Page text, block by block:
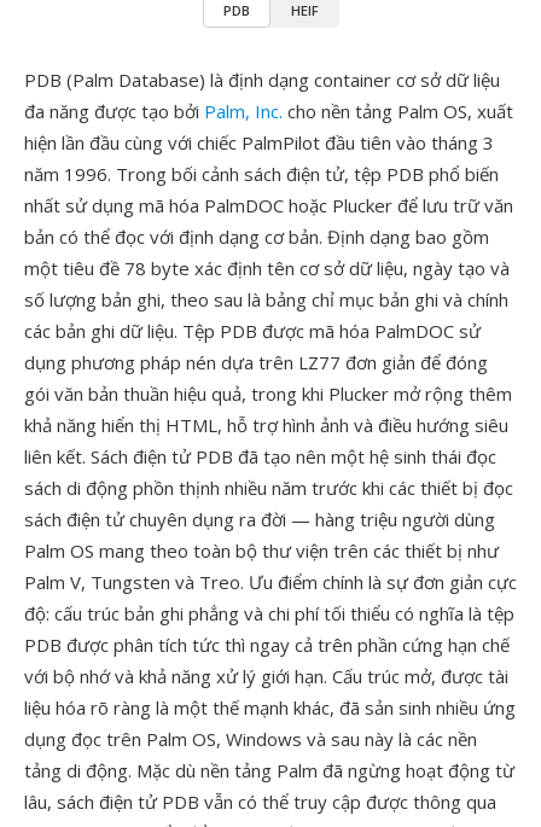
PDB HEIF
PDB (Palm Database) là định dạng container cơ sở dữ liệu
đa năng được tạo bởi Palm, Inc. cho nền tảng Palm OS, xuất
hiện lần đầu cùng với chiếc PalmPilot đầu tiên vào tháng 3
năm 1996. Trong bối cảnh sách điện tử, tệp PDB phổ biến
nhất sử dụng mã hóa PalmDOC hoặc Plucker để lưu trữ văn
bản có thể đọc với định dạng cơ bản. Định dạng bao gồm
một tiêu đề 78 byte xác định tên cơ sở dữ liệu, ngày tạo và
số lượng bản ghi, theo sau là bảng chỉ mục bản ghi và chính
các bản ghi dữ liệu. Tệp PDB được mã hóa PalmDOC sử
dụng phương pháp nén dựa trên LZ77 đơn giản để đóng
gói văn bản thuần hiệu quả, trong khi Plucker mở rộng thêm
khả năng hiển thị HTML, hỗ trợ hình ảnh và điều hướng siêu
liên kết. Sách điện tử PDB đã tạo nên một hệ sinh thái đọc
sách di động phồn thịnh nhiều năm trước khi các thiết bị đọc
sách điện tử chuyên dụng ra đời — hàng triệu người dùng
Palm OS mang theo toàn bộ thư viện trên các thiết bị như
Palm V, Tungsten và Treo. Ưu điểm chính là sự đơn giản cực
độ: cấu trúc bản ghi phẳng và chi phí tối thiểu có nghĩa là tệp
PDB được phân tích tức thì ngay cả trên phần cứng hạn chế
với bộ nhớ và khả năng xử lý giới hạn. Cấu trúc mở, được tài
liệu hóa rõ ràng là một thế mạnh khác, đã sản sinh nhiều ứng
dụng đọc trên Palm OS, Windows và sau này là các nền
tảng di động. Mặc dù nền tảng Palm đã ngừng hoạt động từ
lâu, sách điện tử PDB vẫn có thể truy cập được thông qua